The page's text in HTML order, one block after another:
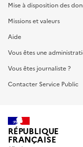
Mise à disposition des
Missions et valeurs
Aide
Vous êtes une
Vous êtes journaliste ?
Contacter Service Public
RÉPUBLIQUE
FRANÇAISE